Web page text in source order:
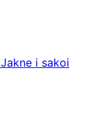
Jakne i sakoi